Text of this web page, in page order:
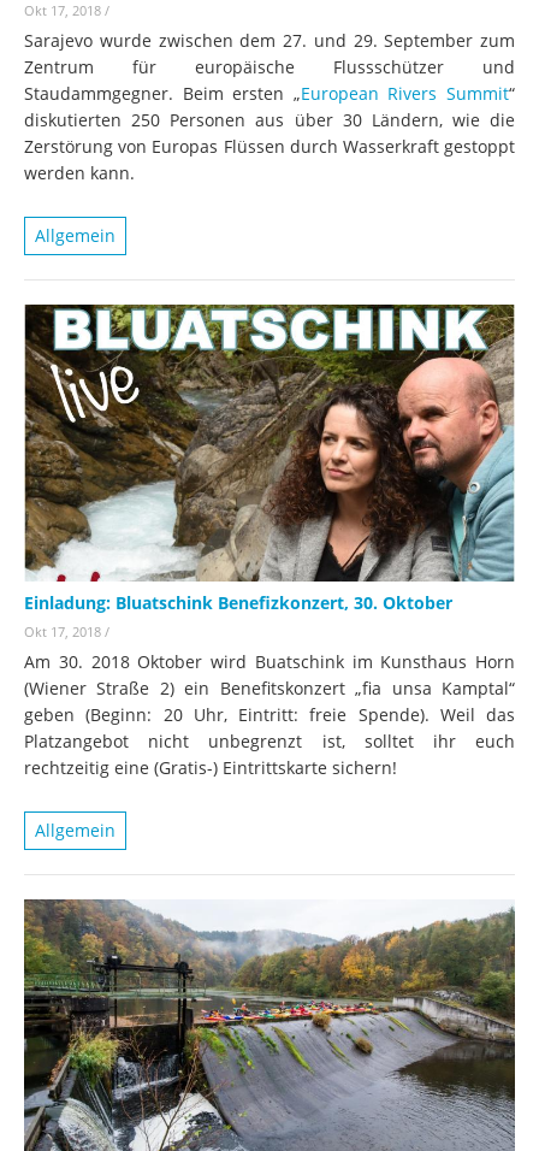
Okt 17, 2018 /
Sarajevo wurde zwischen dem 27. und 29. September zum
Zentrum für europäische Flussschützer und
Staudammgegner. Beim ersten „European Rivers Summit“
diskutierten 250 Personen aus über 30 Ländern, wie die
Zerstörung von Europas Flüssen durch Wasserkraft gestoppt
werden kann.
Allgemein
Einladung: Bluatschink Benefizkonzert, 30. Oktober
Okt 17, 2018 /
Am 30. 2018 Oktober wird Buatschink im Kunsthaus Horn
(Wiener Straße 2) ein Benefitskonzert „fia unsa Kamptal“
geben (Beginn: 20 Uhr, Eintritt: freie Spende). Weil das
Platzangebot nicht unbegrenzt ist, solltet ihr euch
rechtzeitig eine (Gratis-) Eintrittskarte sichern!
Allgemein